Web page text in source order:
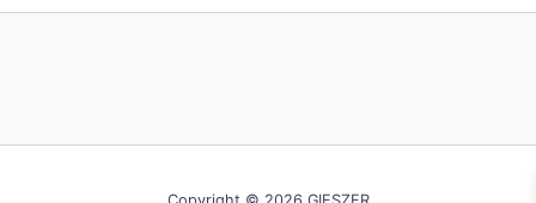
Copyright © 2026 GIESZER